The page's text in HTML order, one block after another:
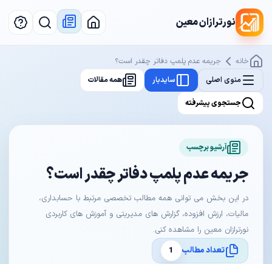
نورترازان معین
خانه
جریمه عدم پلمپ دفاتر چقدر است؟
منوی اصلی
سایدبار همه مقالات
جستجوی پیشرفته
آرشیو برچسب
جریمه عدم پلمپ دفاتر چقدر است؟
در این بخش می توانی همه مطالب تخصصی مرتبط با حسابداری،
مالیات، ارزش افزوده، گزارش های مدیریتی و آموزش های کاربردی
نورترازان معین را مشاهده کنی.
تعداد مطالب
1